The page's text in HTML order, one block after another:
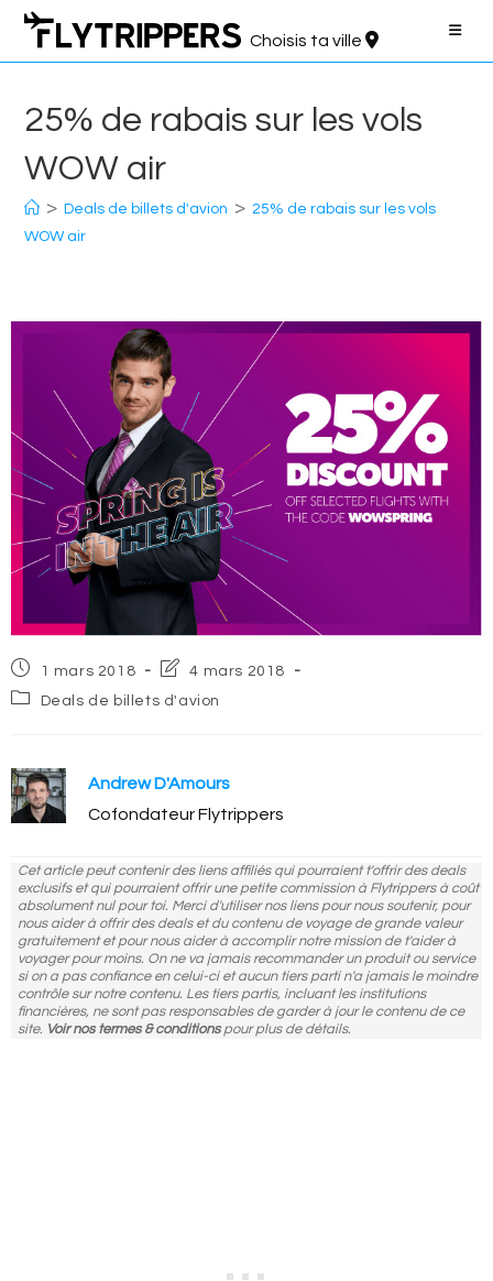
Aller
contenu
Choisis ta ville
25% de rabais sur les vols
WOW air
> Deals de billets d'avion > 25% de rabais sur les vols
WOW air
Post
published:
1 mars 2018
Post
modified:
4 mars 2018
PostDeals de billets d'avion
Andrew D'Amours
Cofondateur Flytrippers
Cet article peut contenir des liens affiliés qui pourraient t'offrir des deals
exclusifs et qui pourraient offrir une petite commission à Flytrippers à coût
absolument nul pour toi. Merci d'utiliser nos liens pour nous soutenir, pour
nous aider à offrir des deals et du contenu de voyage de grande valeur
gratuitement et pour nous aider à accomplir notre mission de t'aider à
voyager pour moins. On ne va jamais recommander un produit ou service
si on a pas confiance en celui-ci et aucun tiers parti n'a jamais le moindre
contrôle sur notre contenu. Les tiers partis, incluant les institutions
financières, ne sont pas responsables de garder à jour le contenu de ce
site. Voir nos termes & conditionspour plus de détails.